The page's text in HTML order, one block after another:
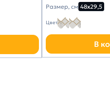
Размер, см 48х29,5
Цвет
В